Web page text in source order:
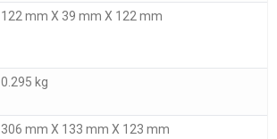
122 mm X 39 mm X 122 mm
0.295 kg
306 mm X 133 mm X 123 mm